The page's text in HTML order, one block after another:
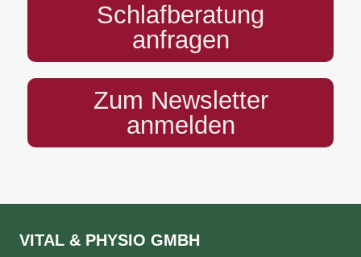
Schlafberatung
anfragen
Zum Newsletter
anmelden
VITAL & PHYSIO GMBH